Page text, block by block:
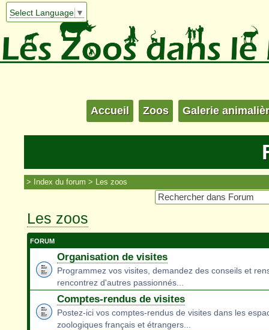
Select Language ▼
Accueil Zoos Galerie
Index du forum Les zoos
Les zoos
FORUM
Organisation de visites
Programmez vos visites, demandez des conseils et
rencontrez d'autres passionnés...
Comptes-rendus de visites
Postez-ici vos comptes-rendus de visites dans les
zoologiques français et étrangers...